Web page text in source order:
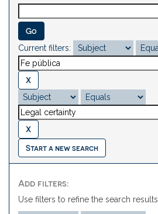
Current filters:
Start a new search
Add filters:
Use filters to refine the search results.